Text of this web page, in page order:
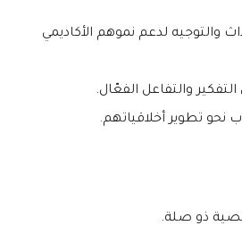
والتوجيه لدعم نموهم الأكاديمي
والتفاعل الفعّال.
نحو تطوير أخلاقياتهم.
ذو صلة.